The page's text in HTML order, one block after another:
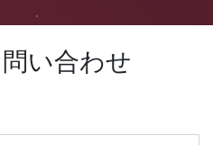
い合わせ